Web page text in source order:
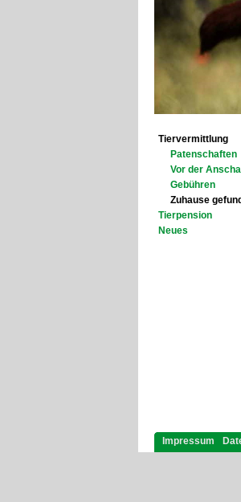
Tiervermittlung
Patenschaften
Vor der
Gebühren
Zuhause
Tierpension
Neues
Impressum